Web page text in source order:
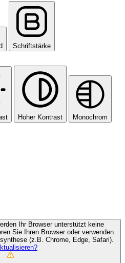
Schriftstärke
Hoher Kontrast Monochrom
Ihr Browser unterstützt keine
Sie Ihren Browser oder verwenden
(z.B. Chrome, Edge, Safari).